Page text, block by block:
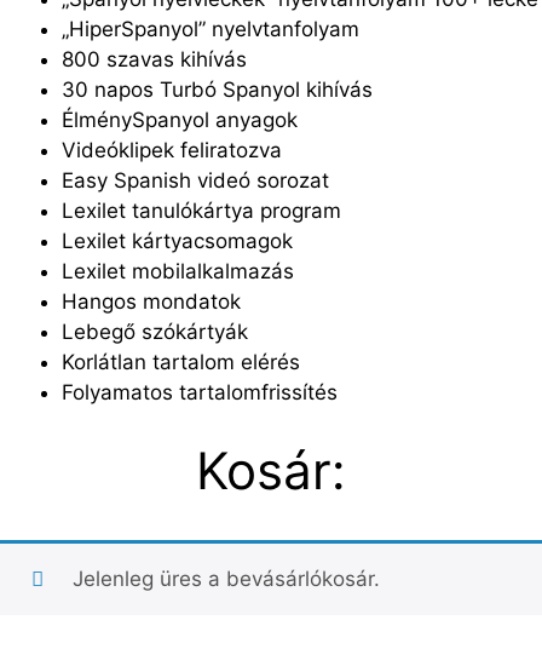
„HiperSpanyol” nyelvtanfolyam
800 szavas kihívás
30 napos Turbó Spanyol kihívás
ÉlménySpanyol anyagok
Videóklipek feliratozva
Easy Spanish videó sorozat
Lexilet tanulókártya program
Lexilet kártyacsomagok
Lexilet mobilalkalmazás
Hangos mondatok
Lebegő szókártyák
Korlátlan tartalom elérés
Folyamatos tartalomfrissítés
Kosár:
Jelenleg üres a bevásárlókosár.